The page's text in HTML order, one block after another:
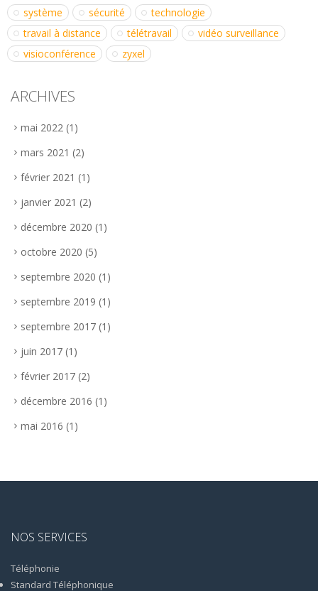
système
sécurité
technologie
travail à distance
télétravail
vidéo surveillance
visioconférence
zyxel
ARCHIVES
mai 2022 (1)
mars 2021 (2)
février 2021 (1)
janvier 2021 (2)
décembre 2020 (1)
octobre 2020 (5)
septembre 2020 (1)
septembre 2019 (1)
septembre 2017 (1)
juin 2017 (1)
février 2017 (2)
décembre 2016 (1)
mai 2016 (1)
NOS SERVICES
Téléphonie
Standard Téléphonique